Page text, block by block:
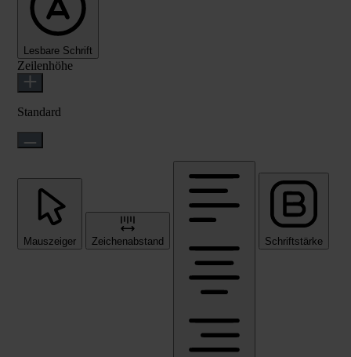
Lesbare Schrift
Zeilenhöhe
Standard
Mauszeiger Zeichenabstand Schriftstärke